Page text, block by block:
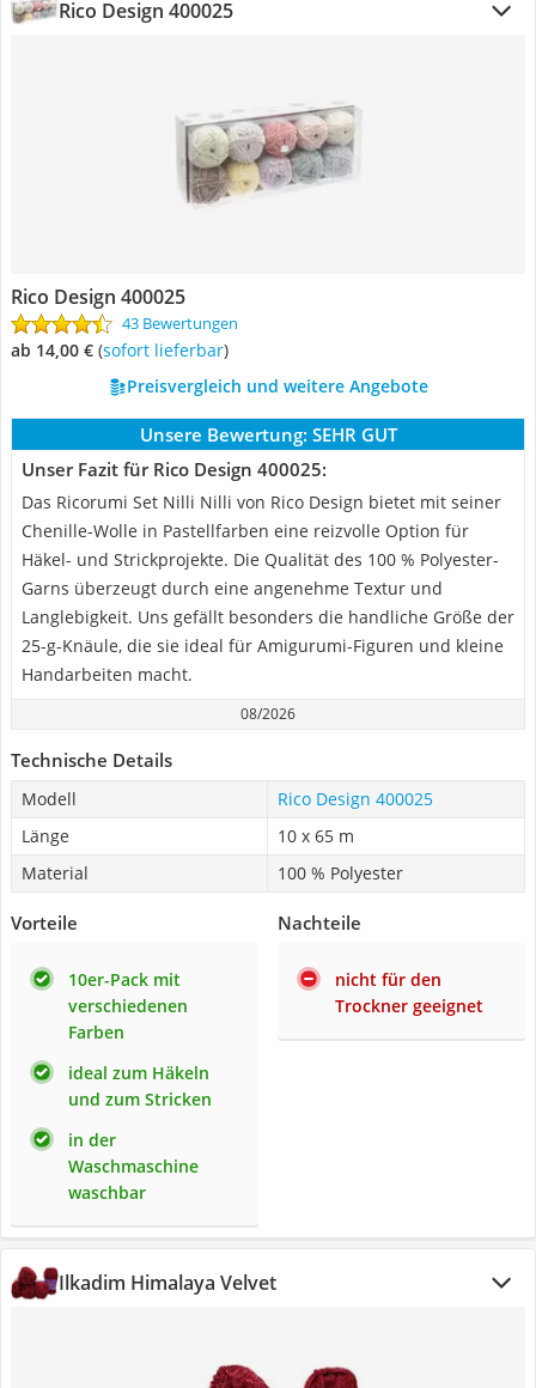
Rico Design 400025
Rico Design 400025
43 Bewertungen
ab 14,00 € ( Sofort lieferbar)
Preisvergleich und weitere Angebote
Unsere Bewertung: SEHR GUT
Unser Fazit für Rico Design 400025:
Das Ricorumi Set Nilli Nilli von Rico Design bietet mit seiner
Chenille-Wolle in Pastellfarben eine reizvolle Option für
Häkel- und Strickprojekte. Die Qualität des 100 % Polyester-
Garns überzeugt durch eine angenehme Textur und
Langlebigkeit. Uns gefällt besonders die handliche Größe der
25-g-Knäule, die sie ideal für Amigurumi-Figuren und kleine
Handarbeiten macht.
08/2026
Technische Details
Modell
Rico Design 400025
Länge
10 x 65 m
Material
100 % Polyester
Vorteile
10er-Pack mit
verschiedenen
Farben
ideal zum Häkeln
und zum Stricken
in der
Waschmaschine
waschbar
Nachteile
nicht für den
Trockner geeignet
Ilkadim Himalaya Velvet